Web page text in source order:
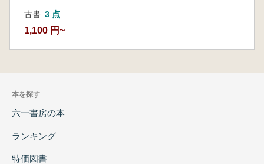
古書 3 点
1,100 円~
本を探す
六一書房の本
ランキング
特価図書